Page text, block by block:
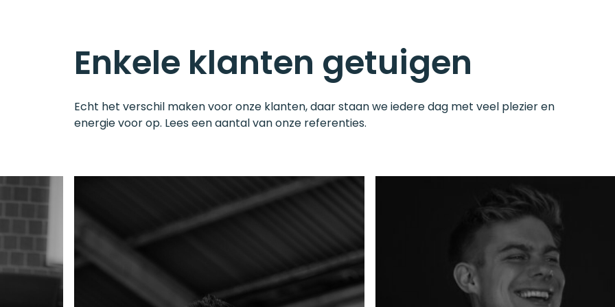
Enkele klanten getuigen
Echt het verschil maken voor onze klanten, daar staan we iedere dag met veel plezier en
energie voor op. Lees een aantal van onze referenties.